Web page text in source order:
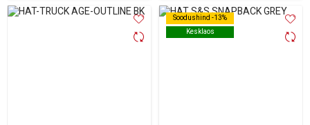
Soodushind -13%
Kesklaos
Soodushind -13%
Kesklaos